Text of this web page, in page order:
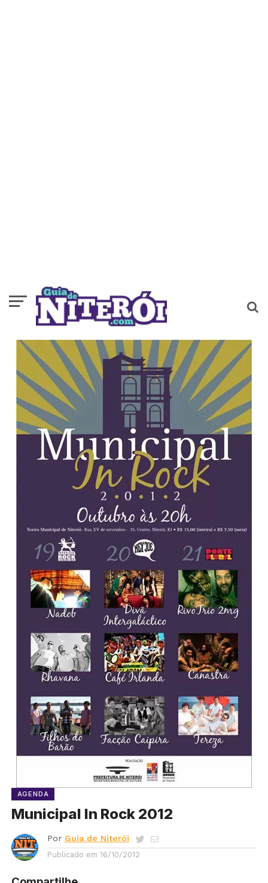
AGENDA
Municipal In Rock 2012
Por Guia de Niterói
Publicado em 16/10/2012